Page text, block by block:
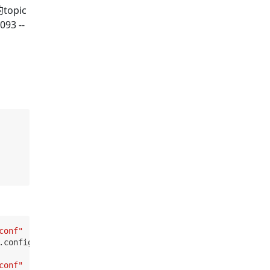
topic
--
config/producer.properties